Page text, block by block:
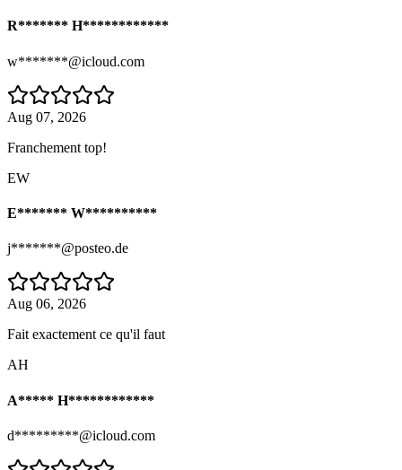
R******* H************
w*******@icloud.com
Aug 07, 2026
Franchement top!
EW
E******* W**********
j*******@posteo.de
Aug 06, 2026
Fait exactement ce qu'il faut
AH
A***** H************
d*********@icloud.com